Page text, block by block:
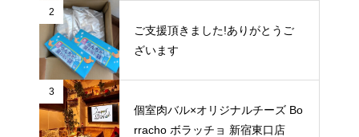
2
ご支援頂きました!ありがとうご
ざいます
3
個室肉バル×オリジナルチーズ Bo
rracho ボラッチョ 新宿東口店